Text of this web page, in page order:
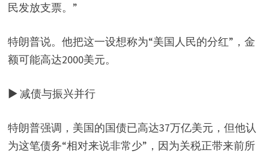
民发放支票。”
特朗普说。他把这一设想称为“美国人民的分红”，金
额可能高达2000美元。
▶ 减债与振兴并行
特朗普强调，美国的国债已高达37万亿美元，但他认
为这笔债务“相对来说非常少”，因为关税正带来前所